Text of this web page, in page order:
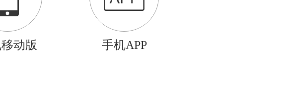
动版 手机APP